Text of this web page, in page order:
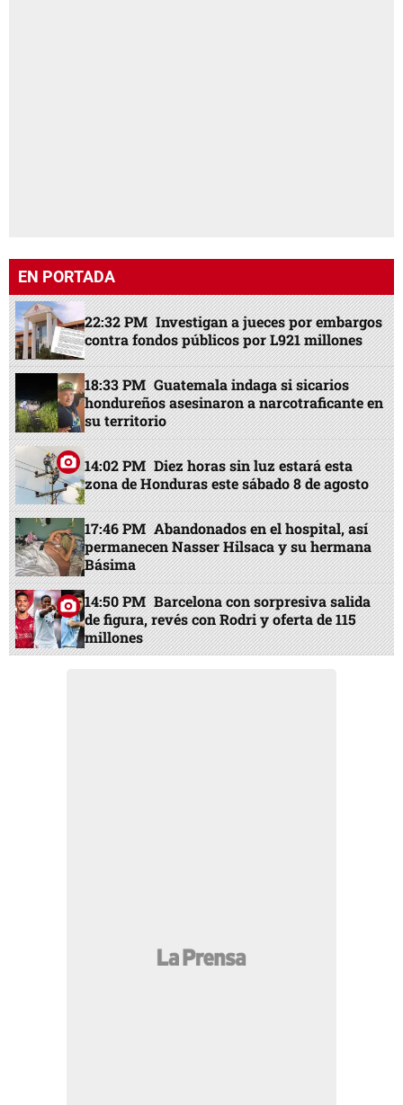
EN PORTADA
22:32 PM Investigan a jueces por embargos
contra fondos públicos por L921 millones
18:33 PM Guatemala indaga si sicarios
hondureños asesinaron a narcotraficante en
su territorio
14:02 PM Diez horas sin luz estará esta
zona de Honduras este sábado 8 de agosto
17:46 PM Abandonados en el hospital, así
permanecen Nasser Hilsaca y su hermana
Básima
14:50 PM Barcelona con sorpresiva salida
de figura, revés con Rodri y oferta de 115
millones